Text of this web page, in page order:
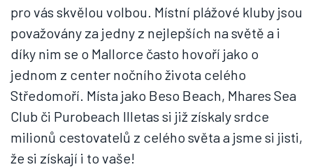
pro vás skvělou volbou. Místní plážové kluby jsou
považovány za jedny z nejlepších na světě a i
díky nim se o Mallorce často hovoří jako o
jednom z center nočního života celého
Středomoří. Místa jako Beso Beach, Mhares Sea
Club či Purobeach Illetas si již získaly srdce
milionů cestovatelů z celého světa a jsme si jisti,
že si získají i to vaše!